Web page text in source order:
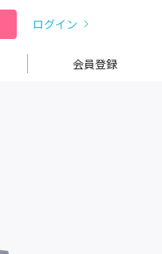
ログイン
会員登録